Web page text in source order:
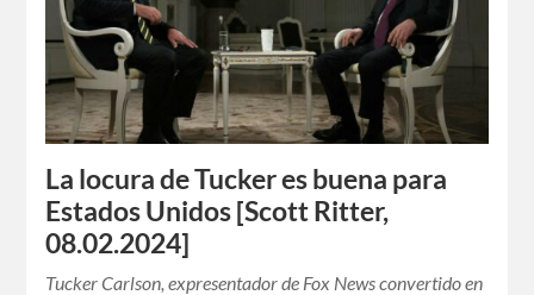
La locura de Tucker es buena para
Estados Unidos [Scott Ritter,
08.02.2024]
Tucker Carlson, expresentador de Fox News convertido en